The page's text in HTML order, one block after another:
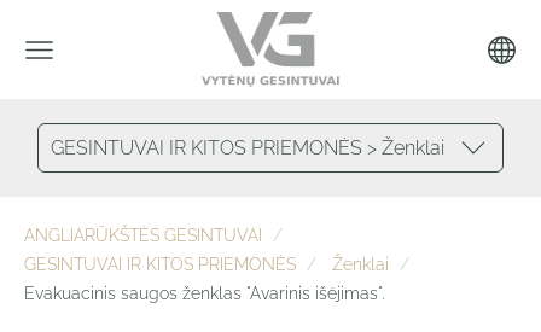
GESINTUVAI IR KITOS PRIEMONĖS > Ženklai
ANGLIARŪKŠTĖS GESINTUVAI
GESINTUVAI IR KITOS PRIEMONĖS
Ženklai
Evakuacinis saugos ženklas "Avarinis išėjimas".